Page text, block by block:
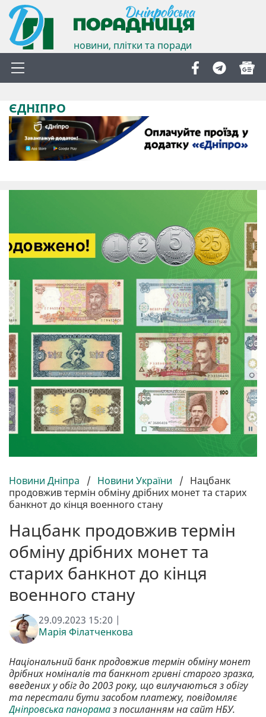
новини, плітки та поради
ЄДНІПРО
Новини Дніпра / Новини України / Нацбанк
продовжив термін обміну дрібних монет та старих
банкнот до кінця военного стану
Нацбанк продовжив термін
обміну дрібних монет та
старих банкнот до кінця
военного стану
29.09.2023 15:20 |
Марія Філатченкова
Національний банк продовжив термін обміну монет
дрібних номіналів та банкнот гривні старого зразка,
введених у обіг до 2003 року, що вилучаються з обігу
та перестали бути засобом платежу, повідомляє
Дніпровська панорамаз посиланням на сайт НБУ.